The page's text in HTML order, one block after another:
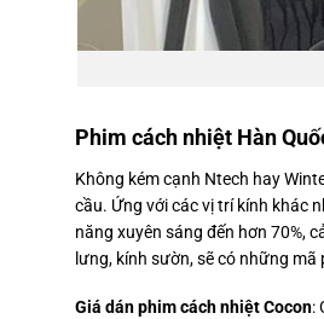
Phim cách nhiệt Hàn
Không kém cạnh Ntech hay
cầu. Ứng với các vị trí kính khác
năng xuyên sáng đến hơn 70%,
lưng, kính sườn, sẽ có những
Giá dán phim cách nhiệt Cocon: